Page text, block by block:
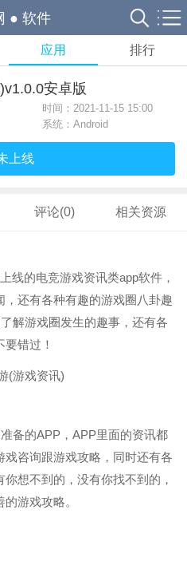
● 软件
应用 排行
安卓版
时间：2021-11-15 15:00
系统：Android
上线
评论(0) 相关资源
线的电竞游戏资讯类app软件，
还有各种有趣的游戏圈八卦趣
解游戏圈发生的趣事，还有各
错过！
备的APP，APP里面的资讯都
咨询跟游戏攻略，同时还有各
想不到的，没有你找不到的，
游戏攻略。